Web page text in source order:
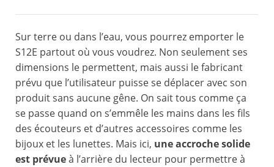
Sur terre ou dans l’eau, vous pourrez emporter le
S12E partout où vous voudrez. Non seulement ses
dimensions le permettent, mais aussi le fabricant
prévu que l’utilisateur puisse se déplacer avec son
produit sans aucune gêne. On sait tous comme ça
se passe quand on s’emmêle les mains dans les fils
des écouteurs et d’autres accessoires comme les
bijoux et les lunettes. Mais ici, une accroche solide
est prévueà l’arrière du lecteur pour permettre à